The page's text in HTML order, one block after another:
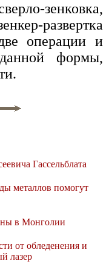
зенковка,
развертка
операции и
формы,
Гассельблата
металлов помогут
в Монголии
от обледенения и
лазер